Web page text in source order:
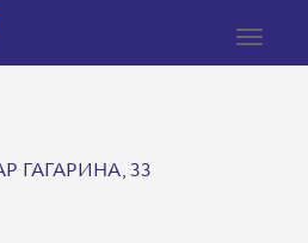
Toggle
ГАГАРИНА, 33